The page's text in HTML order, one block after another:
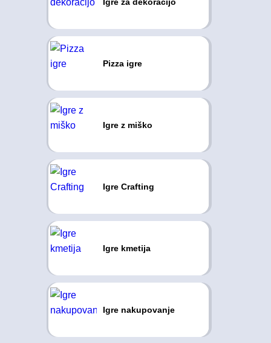
Pizza igre
Igre z miško
Igre Crafting
Igre kmetija
Igre nakupovanje